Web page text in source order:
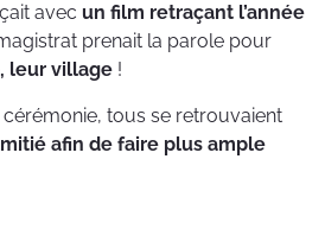
avec un film retraçant l’année
prenait la parole pour
leur village !
tous se retrouvaient
afin de faire plus ample